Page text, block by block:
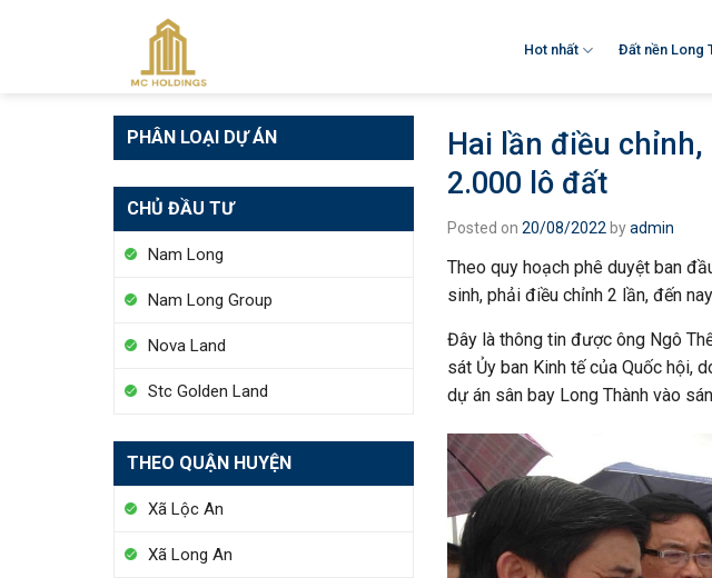
Hot nhất Đất nền Long
PHÂN LOẠI DỰ ÁN
CHỦ ĐẦU TƯ
Nam Long
Nam Long Group
Nova Land
Stc Golden Land
THEO QUẬN HUYỆN
Xã Lộc An
Xã Long An
Hai lần điều
2.000 lô đất
Posted on 20/08/2022 byadmin
Theo quy hoạch phê duyệt ban
sinh, phải điều chỉnh 2 lần, đến
Đây là thông tin được ông Ngô
sát Ủy ban Kinh tế của Quốc hội,
dự án sân bay Long Thành vào